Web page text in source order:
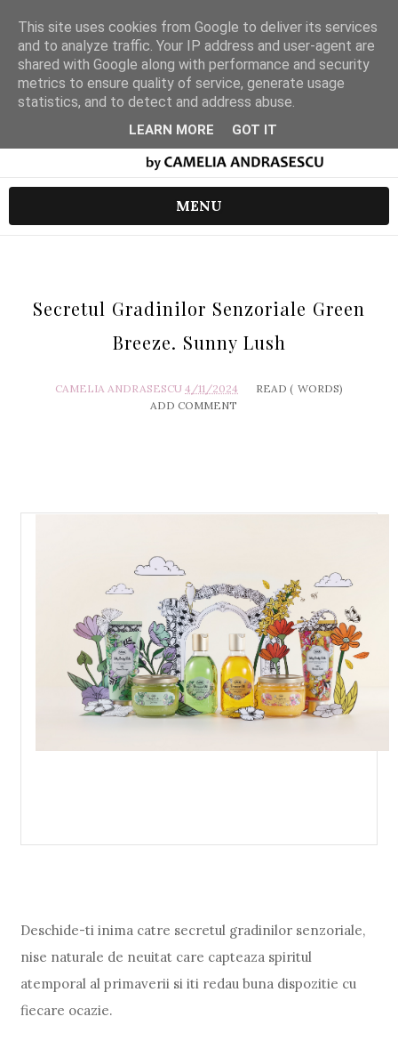
MENU
Secretul Gradinilor Senzoriale Green
Breeze. Sunny Lush
CAMELIA ANDRASESCU 4/11/2024 READ ( WORDS)
ADD COMMENT
Deschide-ti inima catre secretul gradinilor senzoriale,
nise naturale de neuitat care capteaza spiritul
atemporal al primaverii si iti redau buna dispozitie cu
fiecare ocazie.
This site uses cookies from Google to deliver its services
and to analyze traffic. Your IP address and user-agent are
shared with Google along with performance and security
metrics to ensure quality of service, generate usage
statistics, and to detect and address abuse.
LEARN MORE GOT IT